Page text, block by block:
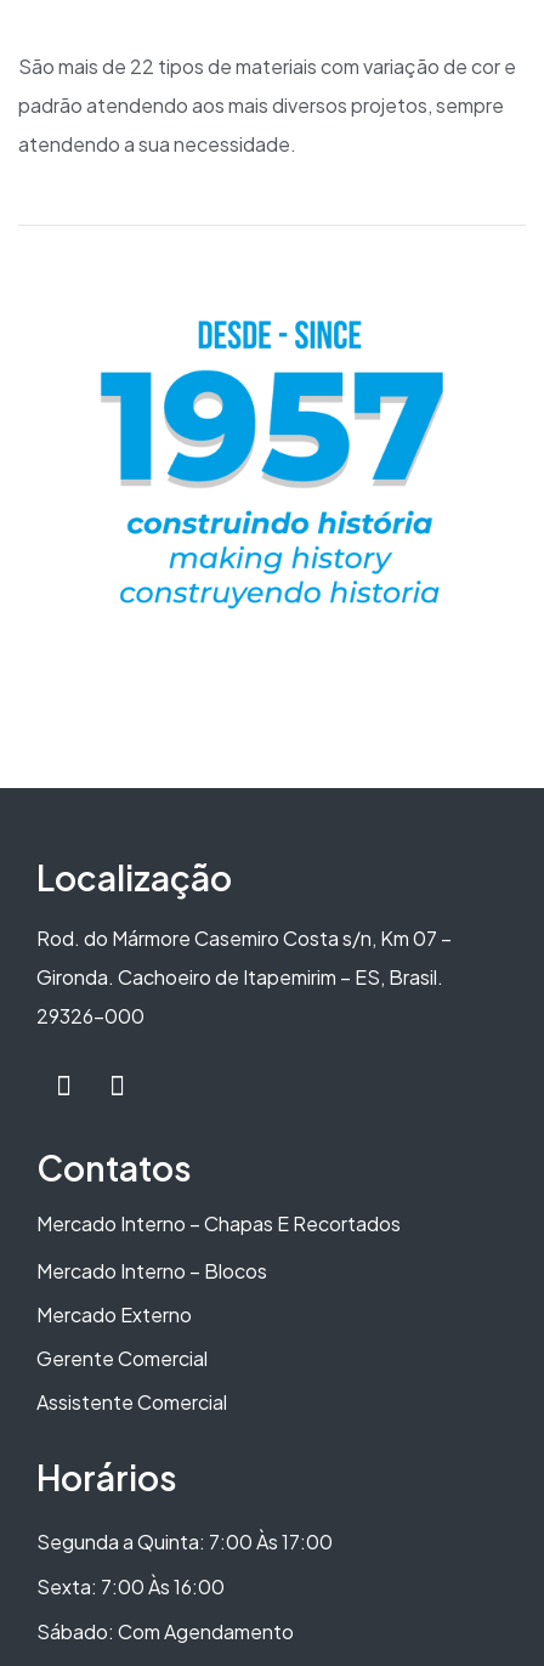
São mais de 22 tipos de materiais com variação de cor e
padrão atendendo aos mais diversos projetos, sempre
atendendo a sua necessidade.
Localização
Rod. do Mármore Casemiro Costa s/n, Km 07 –
Gironda. Cachoeiro de Itapemirim – ES, Brasil.
29326-000
Contatos
Mercado Interno – Chapas E Recortados
Mercado Interno – Blocos
Mercado Externo
Gerente Comercial
Assistente Comercial
Horários
Segunda a Quinta: 7:00 Às 17:00
Sexta: 7:00 Às 16:00
Sábado: Com Agendamento